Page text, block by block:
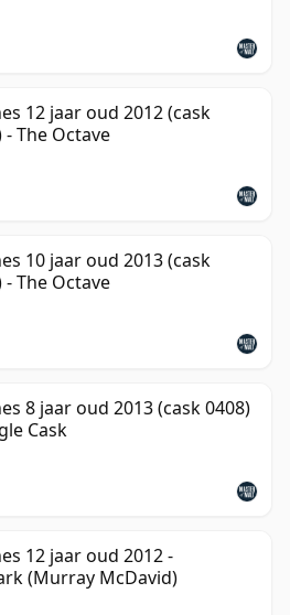
een bijzonder
van sherried Speyside whisky.
zachte nootachtigheid,
langdurige afdronk. Voor
worden tot een meer
stijl van single malt, blijft het
12 jaar oud 2012 (cask
- The Octave
10 jaar oud 2013 (cask
- The Octave
8 jaar oud 2013 (cask 0408)
Cask
12 jaar oud 2012 -
(Murray McDavid)